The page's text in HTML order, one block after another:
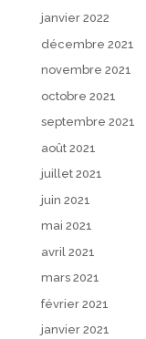
janvier 2022
décembre 2021
novembre 2021
octobre 2021
septembre 2021
août 2021
juillet 2021
juin 2021
mai 2021
avril 2021
mars 2021
février 2021
janvier 2021